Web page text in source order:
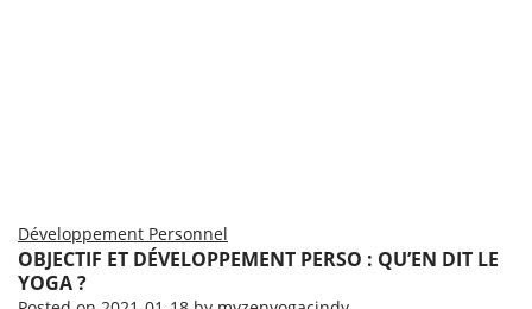
Développement Personnel
OBJECTIF ET DÉVELOPPEMENT PERSO : QU’EN DIT LE
YOGA ?